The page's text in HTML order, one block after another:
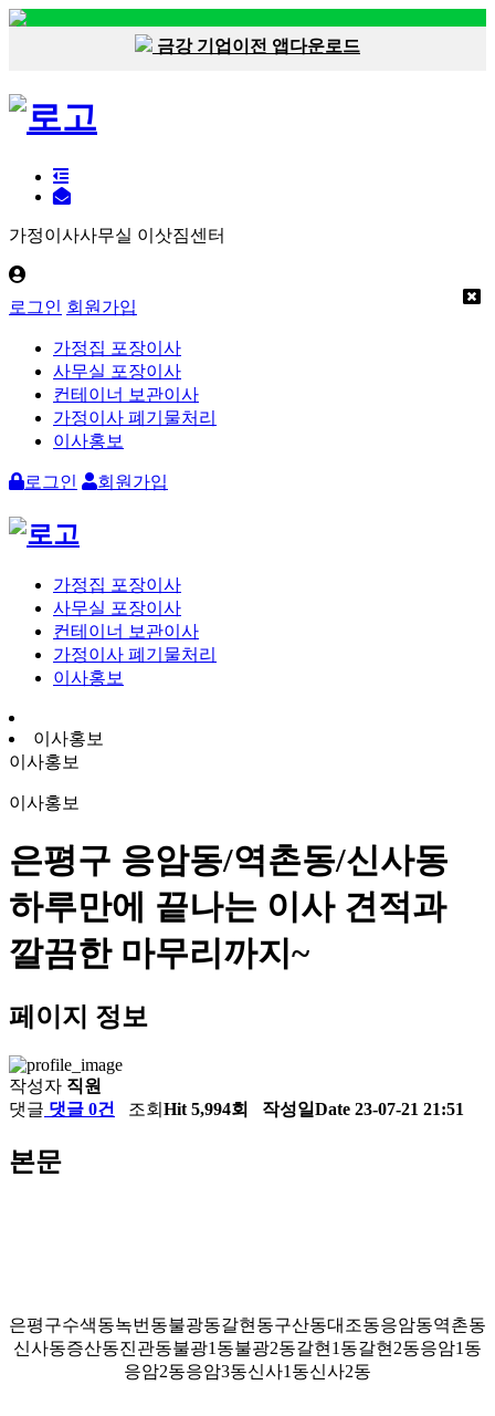
금강 기업이전 앱다운로드
가정이사사무실 이삿짐센터
로그인 회원가입
가정집 포장이사
사무실 포장이사
컨테이너 보관이사
가정이사 폐기물처리
이사홍보
로그인 회원가입
가정집 포장이사
사무실 포장이사
컨테이너 보관이사
가정이사 폐기물처리
이사홍보
이사홍보
이사홍보
이사홍보
은평구 응암동/역촌동/신사동
하루만에 끝나는 이사 견적과
깔끔한 마무리까지~
페이지 정보
작성자 직원
댓글 댓글 0건 조회 Hit 5,994회 작성일Date 23-07-21 21:51
본문
은평구수색동녹번동불광동갈현동구산동대조동응암동역촌동
신사동증산동진관동불광1동불광2동갈현1동갈현2동응암1동
응암2동응암3동신사1동신사2동